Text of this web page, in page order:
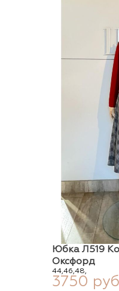
Юбка Л519
Оксфорд
44,46,48,
3750